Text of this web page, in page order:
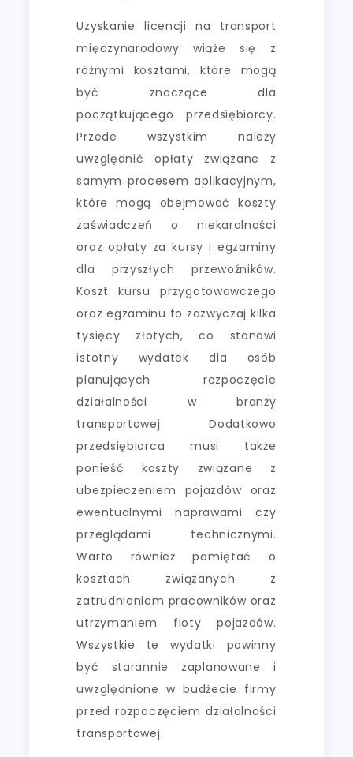
Uzyskanie licencji na transport
międzynarodowy wiąże się z
różnymi kosztami, które mogą
być znaczące dla
początkującego przedsiębiorcy.
Przede wszystkim należy
uwzględnić opłaty związane z
samym procesem aplikacyjnym,
które mogą obejmować koszty
zaświadczeń o niekaralności
oraz opłaty za kursy i egzaminy
dla przyszłych przewoźników.
Koszt kursu przygotowawczego
oraz egzaminu to zazwyczaj kilka
tysięcy złotych, co stanowi
istotny wydatek dla osób
planujących rozpoczęcie
działalności w branży
transportowej. Dodatkowo
przedsiębiorca musi także
ponieść koszty związane z
ubezpieczeniem pojazdów oraz
ewentualnymi naprawami czy
przeglądami technicznymi.
Warto również pamiętać o
kosztach związanych z
zatrudnieniem pracowników oraz
utrzymaniem floty pojazdów.
Wszystkie te wydatki powinny
być starannie zaplanowane i
uwzględnione w budżecie firmy
przed rozpoczęciem działalności
transportowej.